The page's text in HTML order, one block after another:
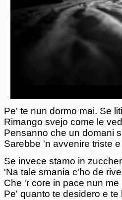
Pe' te nun dormo mai. Se
Rimango svejo come le
Pensanno che un domani
Sarebbe 'n avvenire triste
Se invece stamo in
'Na tale smania c'ho de
Che 'r core in pace nun
Pe' quanto te desidero e te